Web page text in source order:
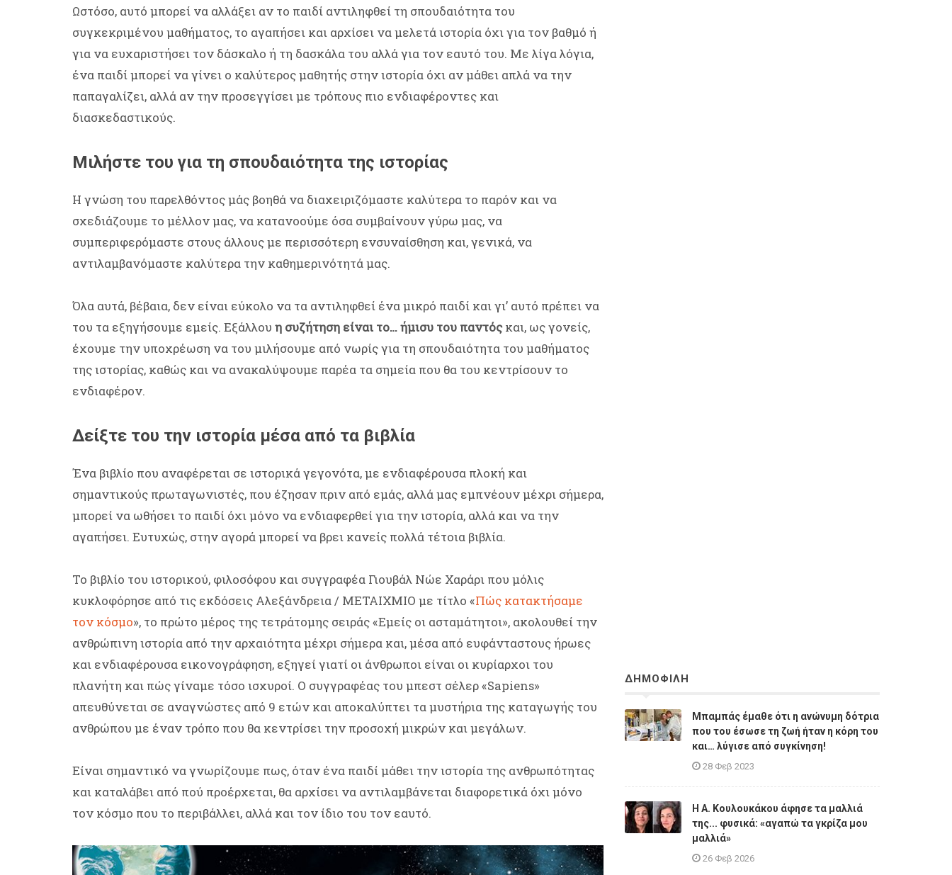
Ωστόσο, αυτό μπορεί να αλλάξει αν το παιδί αντιληφθεί τη σπουδαιότητα του
συγκεκριμένου μαθήματος, το αγαπήσει και αρχίσει να μελετά ιστορία όχι για τον βαθμό ή
για να ευχαριστήσει τον δάσκαλο ή τη δασκάλα του αλλά για τον εαυτό του. Με λίγα λόγια,
ένα παιδί μπορεί να γίνει ο καλύτερος μαθητής στην ιστορία όχι αν μάθει απλά να την
παπαγαλίζει, αλλά αν την προσεγγίσει με τρόπους πιο ενδιαφέροντες και
διασκεδαστικούς.
Μιλήστε του για τη σπουδαιότητα της ιστορίας
Η γνώση του παρελθόντος μάς βοηθά να διαχειριζόμαστε καλύτερα το παρόν και να
σχεδιάζουμε το μέλλον μας, να κατανοούμε όσα συμβαίνουν γύρω μας, να
συμπεριφερόμαστε στους άλλους με περισσότερη ενσυναίσθηση και, γενικά, να
αντιλαμβανόμαστε καλύτερα την καθημερινότητά μας.
Όλα αυτά, βέβαια, δεν είναι εύκολο να τα αντιληφθεί ένα μικρό παιδί και γι’ αυτό πρέπει να
του τα εξηγήσουμε εμείς. Εξάλλου η συζήτηση είναι το… ήμισυ του παντόςκαι, ως γονείς,
έχουμε την υποχρέωση να του μιλήσουμε από νωρίς για τη σπουδαιότητα του μαθήματος
της ιστορίας, καθώς και να ανακαλύψουμε παρέα τα σημεία που θα του κεντρίσουν το
ενδιαφέρον.
Δείξτε του την ιστορία μέσα από τα βιβλία
Ένα βιβλίο που αναφέρεται σε ιστορικά γεγονότα, με ενδιαφέρουσα πλοκή και
σημαντικούς πρωταγωνιστές, που έζησαν πριν από εμάς, αλλά μας εμπνέουν μέχρι σήμερα,
μπορεί να ωθήσει το παιδί όχι μόνο να ενδιαφερθεί για την ιστορία, αλλά και να την
αγαπήσει. Ευτυχώς, στην αγορά μπορεί να βρει κανείς πολλά τέτοια βιβλία.
Το βιβλίο του ιστορικού, φιλοσόφου και συγγραφέα Γιουβάλ Νώε Χαράρι που μόλις
κυκλοφόρησε από τις εκδόσεις Αλεξάνδρεια / ΜΕΤΑΙΧΜΙΟ με τίτλο «Πώς κατακτήσαμε
τον κόσμο», το πρώτο μέρος της τετράτομης σειράς «Εμείς οι ασταμάτητοι», ακολουθεί την
ανθρώπινη ιστορία από την αρχαιότητα μέχρι σήμερα και, μέσα από ευφάνταστους ήρωες
και ενδιαφέρουσα εικονογράφηση, εξηγεί γιατί οι άνθρωποι είναι οι κυρίαρχοι του
πλανήτη και πώς γίναμε τόσο ισχυροί. Ο συγγραφέας του μπεστ σέλερ «Sapiens»
απευθύνεται σε αναγνώστες από 9 ετών και αποκαλύπτει τα μυστήρια της καταγωγής του
ανθρώπου με έναν τρόπο που θα κεντρίσει την προσοχή μικρών και μεγάλων.
Είναι σημαντικό να γνωρίζουμε πως, όταν ένα παιδί μάθει την ιστορία της ανθρωπότητας
και καταλάβει από πού προέρχεται, θα αρχίσει να αντιλαμβάνεται διαφορετικά όχι μόνο
τον κόσμο που το περιβάλλει, αλλά και τον ίδιο του τον εαυτό.
ΔΗΜΟΦΙΛΗ
Μπαμπάς έμαθε ότι η ανώνυμη δότρια
που του έσωσε τη ζωή ήταν η κόρη του
και… λύγισε από συγκίνηση!
28 Φεβ 2023
Η A. Κουλουκάκου άφησε τα μαλλιά
της... φυσικά: «αγαπώ τα γκρίζα μου
μαλλιά»
26 Φεβ 2026